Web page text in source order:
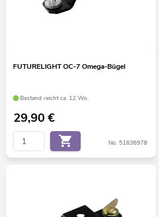
FUTURELIGHT OC-7 Omega-Bügel
Bestand reicht ca. 12 Wo.
29,90€
No. 51836978